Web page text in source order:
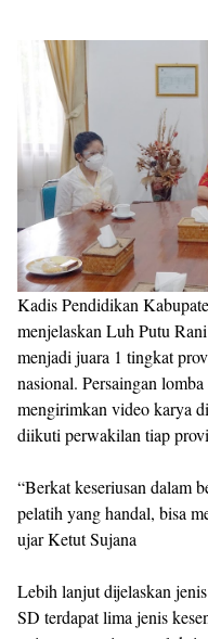
Kadis Pendidikan
menjelaskan Luh Putu
menjadi juara 1 tingkat
nasional. Persaingan
mengirimkan video karya
diikuti perwakilan tiap
“Berkat keseriusan dalam
pelatih yang handal, bisa
ujar Ketut Sujana
Lebih lanjut dijelaskan
SD terdapat lima jenis